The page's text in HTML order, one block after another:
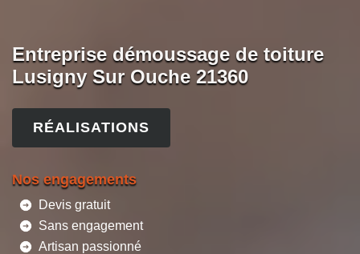
Entreprise démoussage de toiture
Lusigny Sur Ouche 21360
RÉALISATIONS
Nos engagements
Devis gratuit
Sans engagement
Artisan passionné